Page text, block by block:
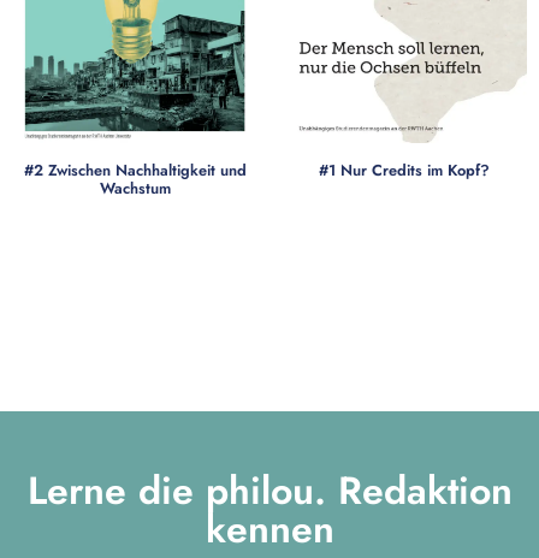
#2 Zwischen Nachhaltigkeit und
Wachstum
#1 Nur Credits im Kopf?
Lerne die philou. Redaktion
kennen